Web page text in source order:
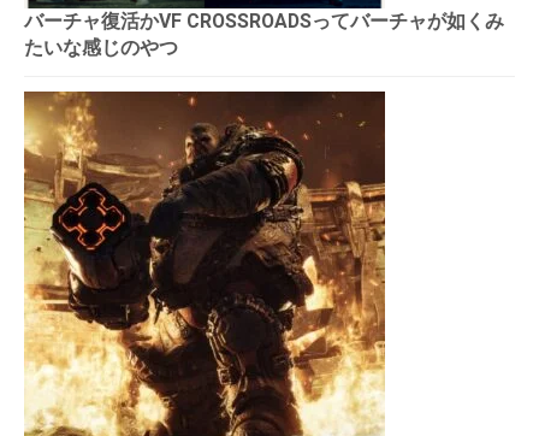
バーチャ復活かVF CROSSROADSってバーチャが如くみ
たいな感じのやつ